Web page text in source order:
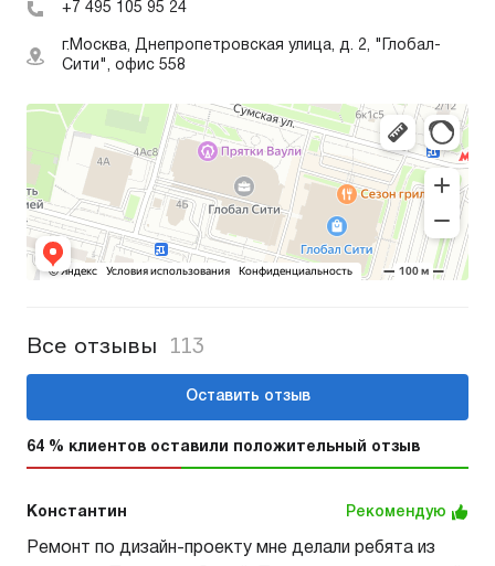
+7 495 105 95 24
г.Москва, Днепропетровская улица, д. 2, "Глобал-
Сити", офис 558
Все отзывы 113
Оставить отзыв
64 % клиентов оставили положительный отзыв
Константин Рекомендую
Ремонт по дизайн-проекту мне делали ребята из